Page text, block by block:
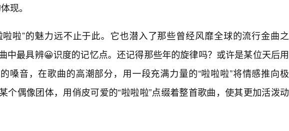
现。
啦啦”的魅力远不止于此。它也潜入了那些曾经风靡全球的流行金曲之
中最具辨😀识度的记忆点。还记得那些年的旋律吗？或许是某位天后用
嗓音，在歌曲的高潮部分，用一段充满力量的“啦啦啦”将情感推向极
个偶像团体，用俏皮可爱的“啦啦啦”点缀着整首歌曲，使其更加活泼动